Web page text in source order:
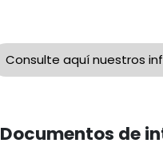
Consulte aquí nuestros
Documentos de